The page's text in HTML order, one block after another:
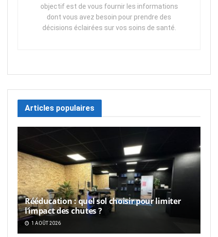
objectif est de vous fournir les informations
dont vous avez besoin pour prendre des
décisions éclairées sur vos soins de santé.
Articles populaires
Rééducation : quel sol choisir pour limiter
l’impact des chutes ?
1 AOÛT 2026